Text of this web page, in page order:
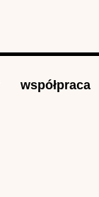
współpraca